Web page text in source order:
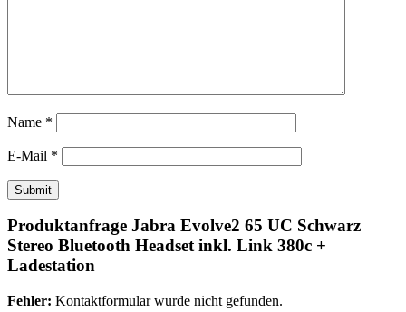
Name *
E-Mail *
Produktanfrage Jabra Evolve2 65 UC Schwarz
Stereo Bluetooth Headset inkl. Link 380c +
Ladestation
Fehler: Kontaktformular wurde nicht gefunden.